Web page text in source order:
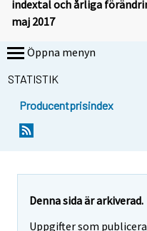
indextal och årliga
maj 2017
Öppna menyn
STATISTIK
Producentprisindex
Denna sida är arkiverad.
Uppgifter som